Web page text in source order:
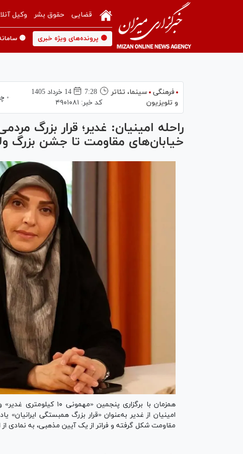
قضایی حقوق بشر وکیل
🟡 پرونده‌های ویژه خبری 🟡
فرهنگی
سینما،‌ تئاتر
و تلویزیون
7:28
14 خرداد 1405
کد خبر: ۴۹۰۱۰۸۱
راحله امینیان: غدیر؛ قرار بزرگ
خیابان‌های مقاومت تا جشن بزرگ
همزمان با برگزاری
امینیان از غدیر به‌عنوان «قرار بزرگ همبستگی ایرانیان»
مقاومت شکل گرفته و فراتر از یک آیین مذهبی، به